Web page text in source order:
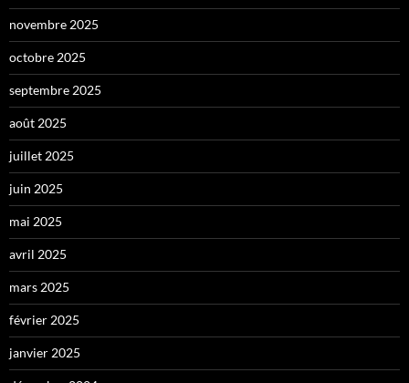
novembre 2025
octobre 2025
septembre 2025
août 2025
juillet 2025
juin 2025
mai 2025
avril 2025
mars 2025
février 2025
janvier 2025